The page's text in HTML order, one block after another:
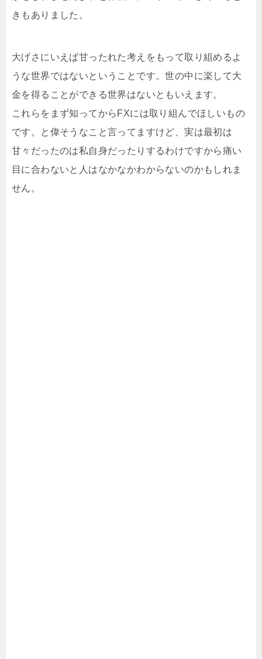
きもありました。
大げさにいえば甘ったれた考えをもって取り組めるよ
うな世界ではないということです。世の中に楽して大
金を得ることができる世界はないともいえます。
これらをまず知ってからFXには取り組んでほしいもの
です。と偉そうなこと言ってますけど、実は最初は
甘々だったのは私自身だったりするわけですから痛い
目に合わないと人はなかなかわからないのかもしれま
せん。